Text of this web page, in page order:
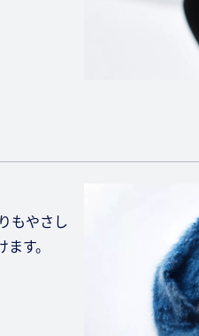
もやさし
す。